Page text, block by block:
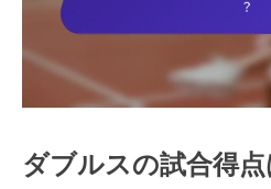
ダブルスの試合得